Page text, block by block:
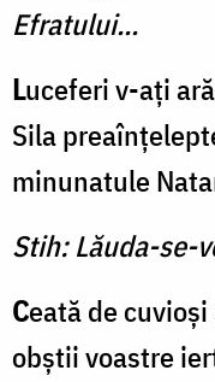
Efratului...
Luceferi v-aţi
Sila
minunatule
Stih:Lăuda-se-
Ceată de
obştii voastre